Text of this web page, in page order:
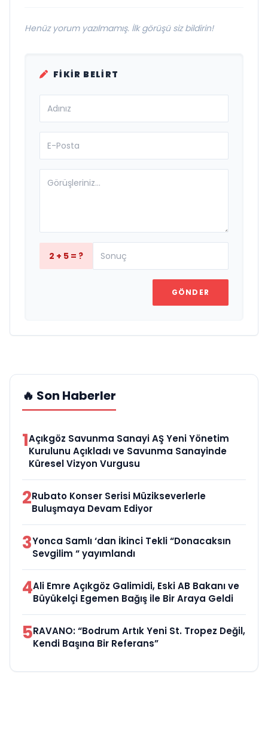
Henüz yorum yazılmamış. İlk görüşü siz bildirin!
FIKIR BELIRT
2 + 5 = ?
GÖNDER
🔥 Son Haberler
1Açıkgöz Savunma Sanayi AŞ Yeni Yönetim
Kurulunu Açıkladı ve Savunma Sanayinde
Küresel Vizyon Vurgusu
2Rubato Konser Serisi Müzikseverlerle
Buluşmaya Devam Ediyor
3Yonca Samlı ‘dan İkinci Tekli “Donacaksın
Sevgilim “ yayımlandı
4Ali Emre Açıkgöz Galimidi, Eski AB Bakanı ve
Büyükelçi Egemen Bağış ile Bir Araya Geldi
5RAVANO: “Bodrum Artık Yeni St. Tropez Değil,
Kendi Başına Bir Referans”